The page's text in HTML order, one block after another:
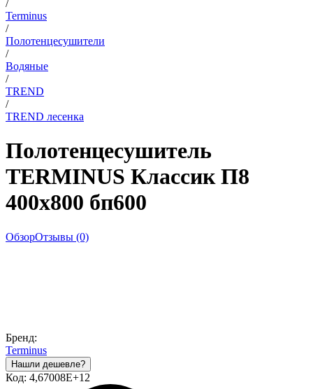
/
Terminus
/
Полотенцесушители
/
Водяные
/
TREND
/
TREND лесенка
Полотенцесушитель
TERMINUS Классик П8
400х800 бп600
ОбзорОтзывы (0)
Бренд:
Terminus
Код: 4,67008E+12